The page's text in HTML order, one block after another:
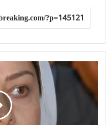
العراق
يحكم
على
ابنة
صدام